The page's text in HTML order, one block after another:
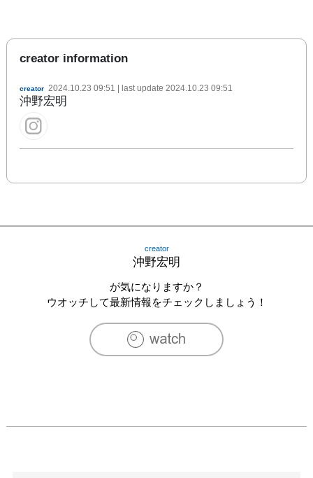
creator information
creator 2024.10.23 09:51 | last update 2024.10.23 09:51
沖野宏明
creator
沖野宏明
が気になりますか？
ウオッチして最新情報をチェックしましょう！